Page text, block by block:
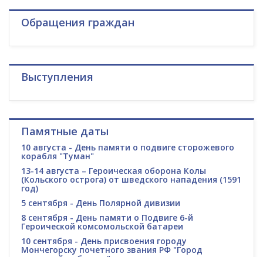
Обращения граждан
Выступления
Памятные даты
10 августа - День памяти о подвиге сторожевого
корабля "Туман"
13-14 августа – Героическая оборона Колы
(Кольского острога) от шведского нападения (1591
год)
5 сентября - День Полярной дивизии
8 сентября - День памяти о Подвиге 6-й
Героической комсомольской батареи
10 сентября - День присвоения городу
Мончегорску почетного звания РФ "Город